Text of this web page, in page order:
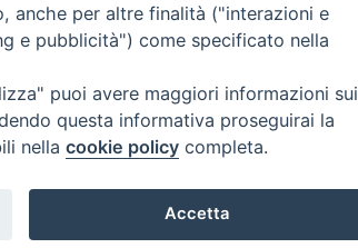
anche per altre finalità ("interazioni e
e pubblicità") come specificato nella
puoi avere maggiori informazioni sui
questa informativa proseguirai la
nella cookie policy completa.
Accetta